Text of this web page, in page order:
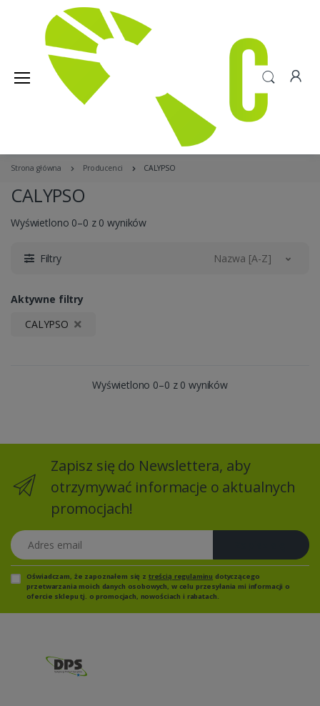
Strona główna Producenci CALYPSO
CALYPSO
Wyświetlono 0–0 z 0 wyników
Filtry Nazwa [A-Z]
Aktywne filtry
CALYPSO
Wyświetlono 0–0 z 0 wyników
Zapisz się do Newslettera, aby
otrzymywać informacje o aktualnych
promocjach!
Adres email
Oświadczam, że zapoznałem się z treścią regulaminu dotyczącego
przetwarzania moich danych osobowych, w celu przesyłania mi informacji o
ofercie sklepu tj. o promocjach, nowościach i rabatach.